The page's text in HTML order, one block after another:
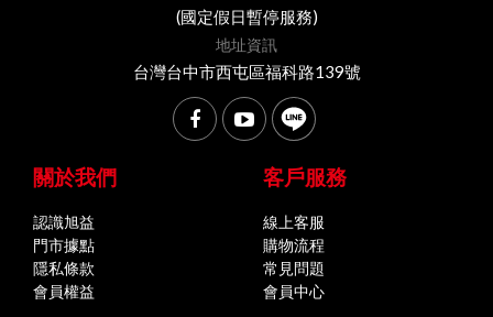
(國定假日暫停服務)
地址資訊
台灣台中市西屯區福科路139號
關於我們
認識旭益
門市據點
隱私條款
會員權益
客戶服務
線上客服
購物流程
常見問題
會員中心